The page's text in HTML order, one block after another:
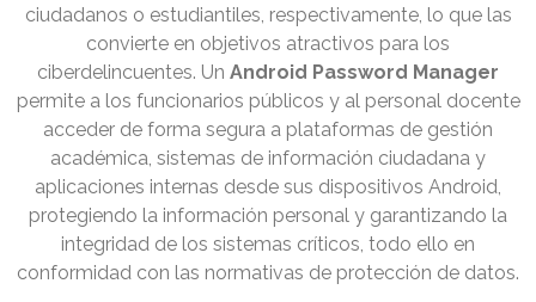
ciudadanos o estudiantiles, respectivamente, lo que las
convierte en objetivos atractivos para los
ciberdelincuentes. Un Android Password Manager
permite a los funcionarios públicos y al personal docente
acceder de forma segura a plataformas de gestión
académica, sistemas de información ciudadana y
aplicaciones internas desde sus dispositivos Android,
protegiendo la información personal y garantizando la
integridad de los sistemas críticos, todo ello en
conformidad con las normativas de protección de datos.